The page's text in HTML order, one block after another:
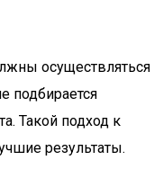
осуществляться
подбирается
Такой подход к
результаты.